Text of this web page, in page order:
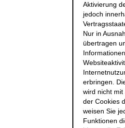
Aktivierung
jedoch
Nur in
übertragen
erbringen.
wird nicht
der Cookies
weisen Sie
Funktionen